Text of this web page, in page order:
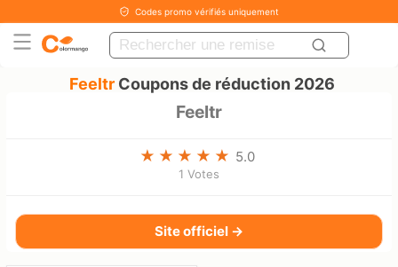
Codes promo vérifiés uniquement
FeeltrCoupons de réduction 2026
Feeltr
5.0
1 Votes
Site officiel →